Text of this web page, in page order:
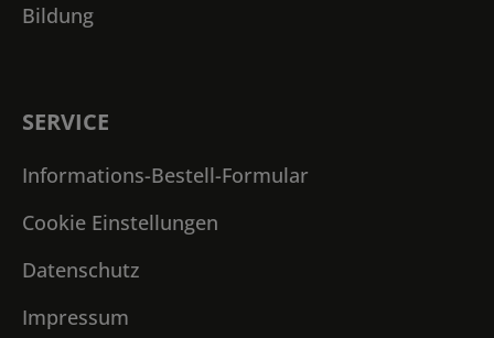
Bildung
SERVICE
Informations-Bestell-Formular
Cookie Einstellungen
Datenschutz
Impressum